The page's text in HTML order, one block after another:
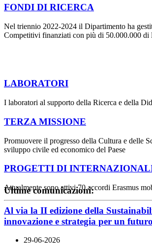
FONDI DI RICERCA
Nel triennio 2022-2024 il Dipartimento ha
Competitivi finanziati con più di 50.000.000 di
LABORATORI
I laboratori al supporto della Ricerca e della
TERZA MISSIONE
Promuovere il progresso della Cultura e delle
sviluppo civile ed economico del Paese
PROGETTI DI
Attualmente sono attivi 70 accordi Erasmus
Ultime comunicazioni:
Al via la II edizione della
innovazione e strategia per un
29-06-2026